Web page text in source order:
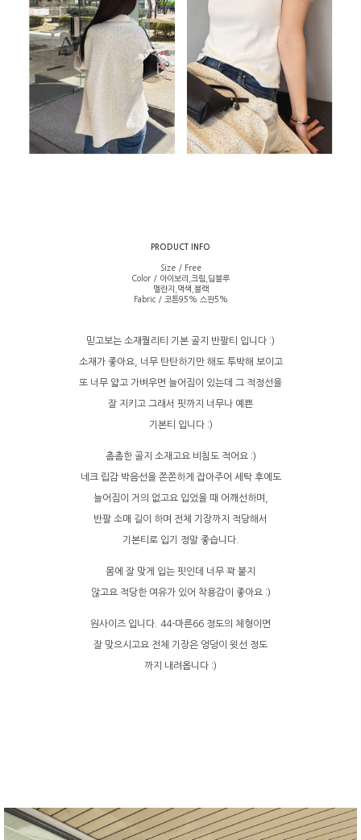
PRODUCT INFO
Size / Free
Color / 아이보리,크림,딥블루
멜란지,먹색,블랙
Fabric / 코튼95% 스판5%
믿고보는 소재퀄리티 기본 골지 반팔티 입니다 :)
소재가 좋아요, 너무 탄탄하기만 해도 투박해 보이고
또 너무 얇고 가벼우면 늘어짐이 있는데 그 적정선을
잘 지키고 그래서 핏까지 너무나 예쁜
기본티 입니다 :)
촘촘한 골지 소재고요 비침도 적어요 :)
네크 립감 박음선을 쫀쫀하게 잡아주어 세탁 후에도
늘어짐이 거의 없고요 입었을 때 어깨선하며,
반팔 소매 길이 하며 전체 기장까지 적당해서
기본티로 입기 정말 좋습니다.
몸에 잘 맞게 입는 핏인데 너무 꽉 붙지
않고요 적당한 여유가 있어 착용감이 좋아요 :)
원사이즈 입니다. 44-마른66 정도의 체형이면
잘 맞으시고요 전체 기장은 엉덩이 윗선 정도
까지 내려옵니다 :)